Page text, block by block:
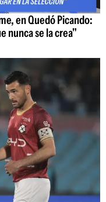
en Quedó Picando:
nunca se la crea"